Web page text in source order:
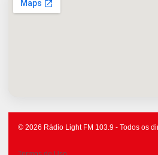
© 2026 Rádio Light FM 103.9 - Todos os